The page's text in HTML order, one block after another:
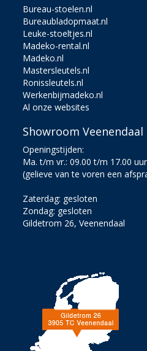
Bureau-stoelen.nl
Bureaubladopmaat.nl
Leuke-stoeltjes.nl
Madeko-rental.nl
Madeko.nl
Mastersleutels.nl
Ronissleutels.nl
Werkenbijmadeko.nl
Al onze websites
Showroom Veenendaal
Openingstijden:
Ma. t/m vr.: 09.00 t/m 17.00 uur
(gelieve van te voren een
Zaterdag: gesloten
Zondag: gesloten
Gildetrom 26, Veenendaal